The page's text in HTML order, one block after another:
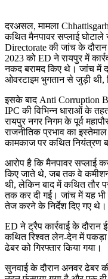
दरअसल, मामला
कथित मैनपावर सप्लाई
Directorate की जांच के
2023 को ED ने रायपुर में
नकद बरामद किए थे। जांच में
ओवरटाइम भुगतान से जुड़ी थी,
इसके बाद Anti Corruption
IPC की विभिन्न धाराओं के
रायपुर नगर निगम के पूर्व
राजनीतिक प्रभाव का
कामकाज पर कथित नियंत्रण
आरोप है कि मैनपावर सप्लाई
किए जाते थे, जब तक वे
थी, लेकिन बाद में कथित तौर
तक कर दी गई। जांच में यह
तेज करने के निर्देश दिए गए थे।
ED ने ट्रैप कार्रवाई के
कथित रिश्वत लेन-देन में
ढेबर को गिरफ्तार किया गया।
सुनवाई के दौरान अनवर ढेबर